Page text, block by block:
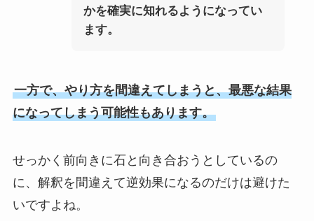
かを確実に知れるようになってい
ます。
一方で、やり方を間違えてしまうと、最悪な結果
になってしまう可能性もあります。
せっかく前向きに石と向き合おうとしているの
に、解釈を間違えて逆効果になるのだけは避けた
いですよね。